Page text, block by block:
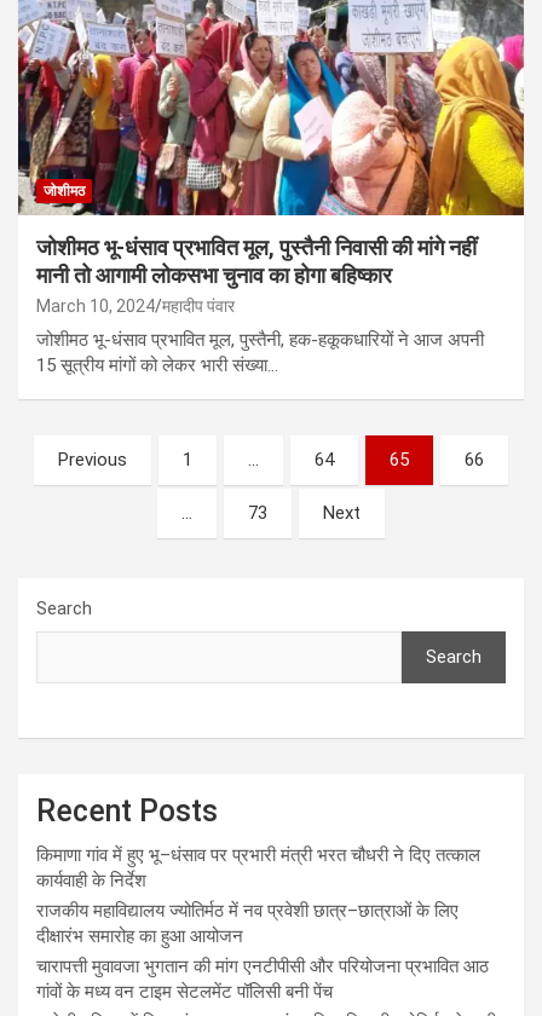
जोशीमठ
जोशीमठ भू-धंसाव प्रभावित मूल, पुस्तैनी निवासी की मांगे नहीं
मानी तो आगामी लोकसभा चुनाव का होगा बहिष्कार
March 10, 2024 महादीप पंवार
जोशीमठ भू-धंसाव प्रभावित मूल, पुस्तैनी, हक-हकूकधारियों ने आज अपनी
15 सूत्रीय मांगों को लेकर भारी संख्या…
Posts
pagination
Previous 1 64 65 66
73 Next
Search
Search
Recent Posts
किमाणा गांव में हुए भू–धंसाव पर प्रभारी मंत्री भरत चौधरी ने दिए तत्काल
कार्यवाही के निर्देश
राजकीय महाविद्यालय ज्योतिर्मठ में नव प्रवेशी छात्र–छात्राओं के लिए
दीक्षारंभ समारोह का हुआ आयोजन
चारापत्ती मुवावजा भुगतान की मांग एनटीपीसी और परियोजना प्रभावित आठ
गांवों के मध्य वन टाइम सेटलमेंट पॉलिसी बनी पेंच